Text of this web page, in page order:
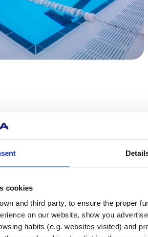
cookies
and third party, to ensure the proper
on our website, show you
habits (e.g. websites visited) and